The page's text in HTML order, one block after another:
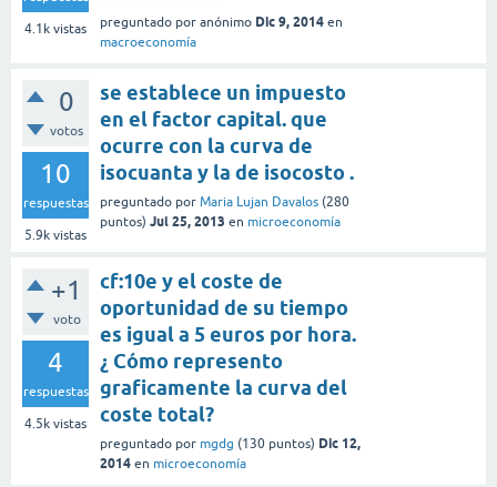
4.1k vistas preguntado por anónimo Dic 9, 2014 en
macroeconomía
0
votos
10
respuestas
5.9k vistas
se establece un impuesto
en el factor capital. que
ocurre con la curva de
isocuanta y la de isocosto .
preguntado por Maria Lujan Davalos (280
puntos) Jul 25, 2013 en microeconomía
+1
voto
4
respuestas
4.5k vistas
cf:10e y el coste de
oportunidad de su tiempo
es igual a 5 euros por hora.
¿ Cómo represento
graficamente la curva del
coste total?
preguntado por mgdg (130 puntos) Dic 12,
2014 en microeconomía